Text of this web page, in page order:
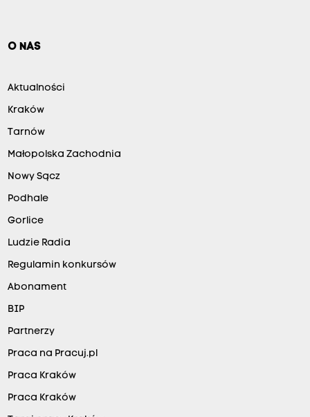
O NAS
Aktualności
Kraków
Tarnów
Małopolska Zachodnia
Nowy Sącz
Podhale
Gorlice
Ludzie Radia
Regulamin konkursów
Abonament
BIP
Partnerzy
Praca na Pracuj.pl
Praca Kraków
Praca Kraków